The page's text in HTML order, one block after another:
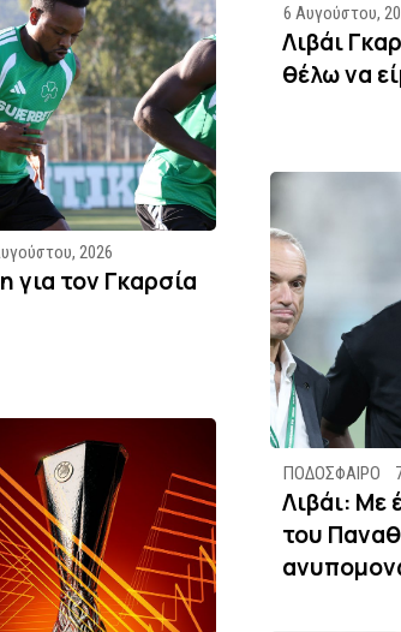
2026
τον Γκαρσία
6 Αυγούστου,
Λιβάι
θέλω να
ΠΟΔΟΣΦΑΙΡΟ
Λιβάι: Με
του